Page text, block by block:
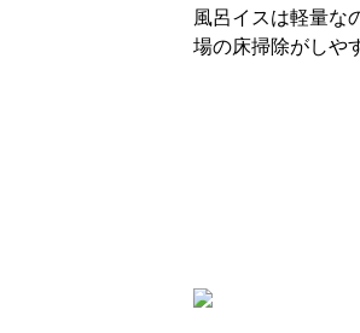
風呂イスは軽量な
場の床掃除がしや